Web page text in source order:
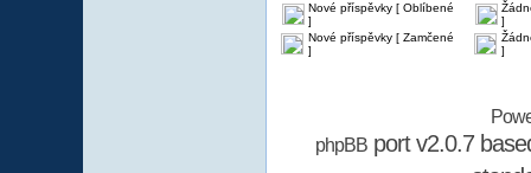
Nové příspěvky [ Oblíbené
]
]
Nové příspěvky [ Zamčené
]
]
phpBBport v2.0.7